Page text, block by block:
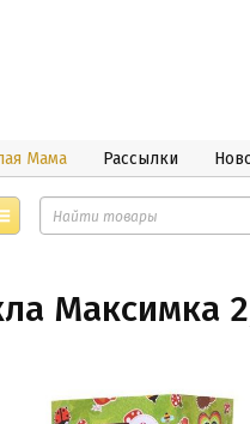
Мама Рассылки
Максимка